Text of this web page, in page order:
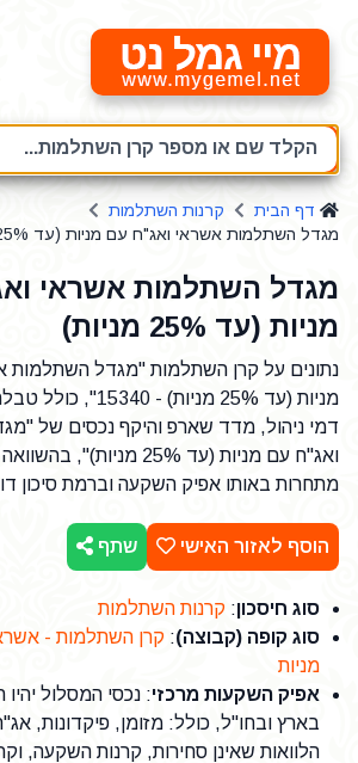
מיי גמל נט
הקלד שם או מספר קרן השתלמות...
דף הבית
קרנות השתלמות
מגדל השתלמות אשראי ואג"ח עם מניות (עד 25% מניות)
מגדל השתלמות אשראי
מניות (עד 25% מניות)
נתונים על קרן השתלמות "מגדל השתלמות
מניות (עד 25% מניות)
דמי ניהול, מדד שארפ והיקף נכסים של
ואג"ח עם מניות (עד 25%
מתחרות באותו אפיק השקעה וברמת סיכון
הוסף לאזור האישי שתף
סוג חיסכון: קרנות השתלמות
סוג קופה (קבוצה):
מניות
אפיק השקעות מרכזי: נכסי המסלול
בארץ ובחו"ל, כולל: מזומן, פיקדונות,
הלוואות שאינן סחירות, קרנות השקעה,